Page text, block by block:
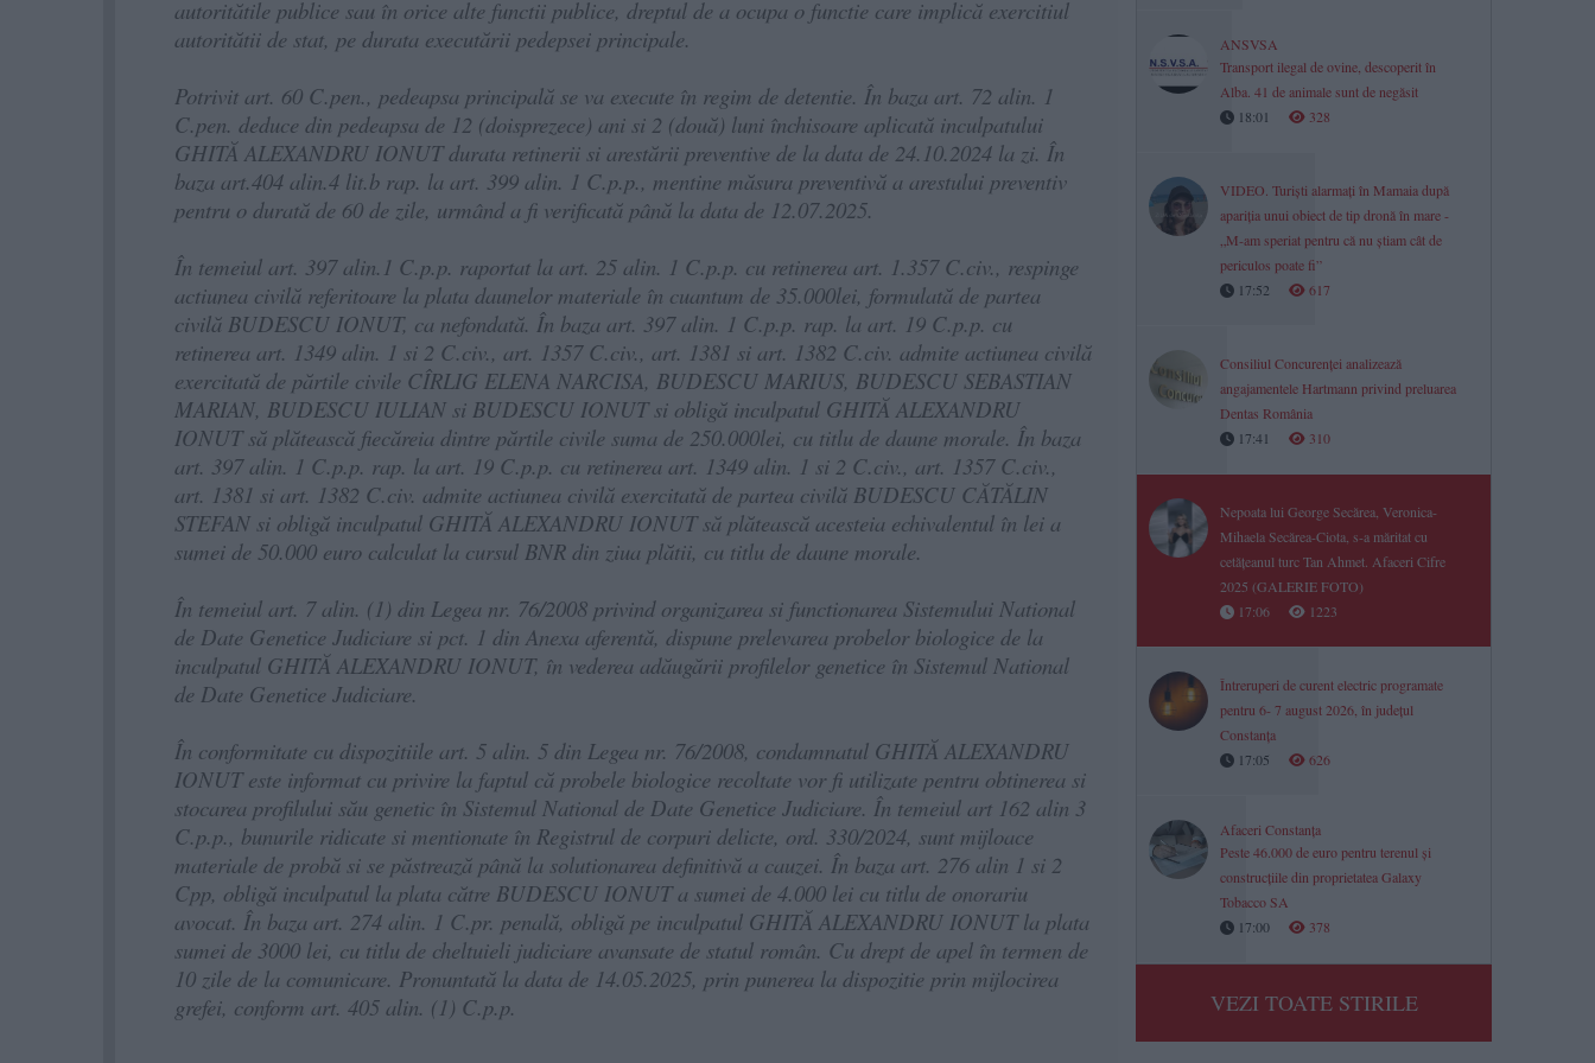
autoritătile publice sau în orice alte functii publice, dreptul de a ocupa o functie care implică exercitiul
autoritătii de stat, pe durata executării pedepsei principale.
Potrivit art. 60 C.pen., pedeapsa principală se va execute în regim de detentie. În baza art. 72 alin. 1
C.pen. deduce din pedeapsa de 12 (doisprezece) ani si 2 (două) luni închisoare aplicată inculpatului
GHITĂ ALEXANDRU IONUT durata retinerii si arestării preventive de la data de 24.10.2024 la zi. În
baza art.404 alin.4 lit.b rap. la art. 399 alin. 1 C.p.p., mentine măsura preventivă a arestului preventiv
pentru o durată de 60 de zile, urmând a fi verificată până la data de 12.07.2025.
În temeiul art. 397 alin.1 C.p.p. raportat la art. 25 alin. 1 C.p.p. cu retinerea art. 1.357 C.civ., respinge
actiunea civilă referitoare la plata daunelor materiale în cuantum de 35.000lei, formulată de partea
civilă BUDESCU IONUT, ca nefondată. În baza art. 397 alin. 1 C.p.p. rap. la art. 19 C.p.p. cu
retinerea art. 1349 alin. 1 si 2 C.civ., art. 1357 C.civ., art. 1381 si art. 1382 C.civ. admite actiunea civilă
exercitată de părtile civile CÎRLIG ELENA NARCISA, BUDESCU MARIUS, BUDESCU SEBASTIAN
MARIAN, BUDESCU IULIAN si BUDESCU IONUT si obligă inculpatul GHITĂ ALEXANDRU
IONUT să plătească fiecăreia dintre părtile civile suma de 250.000lei, cu titlu de daune morale. În baza
art. 397 alin. 1 C.p.p. rap. la art. 19 C.p.p. cu retinerea art. 1349 alin. 1 si 2 C.civ., art. 1357 C.civ.,
art. 1381 si art. 1382 C.civ. admite actiunea civilă exercitată de partea civilă BUDESCU CĂTĂLIN
STEFAN si obligă inculpatul GHITĂ ALEXANDRU IONUT să plătească acesteia echivalentul în lei a
sumei de 50.000 euro calculat la cursul BNR din ziua plătii, cu titlu de daune morale.
În temeiul art. 7 alin. (1) din Legea nr. 76/2008 privind organizarea si functionarea Sistemului National
de Date Genetice Judiciare si pct. 1 din Anexa aferentă, dispune prelevarea probelor biologice de la
inculpatul GHITĂ ALEXANDRU IONUT, în vederea adăugării profilelor genetice în Sistemul National
de Date Genetice Judiciare.
În conformitate cu dispozitiile art. 5 alin. 5 din Legea nr. 76/2008, condamnatul GHITĂ ALEXANDRU
IONUT este informat cu privire la faptul că probele biologice recoltate vor fi utilizate pentru obtinerea si
stocarea profilului său genetic în Sistemul National de Date Genetice Judiciare. În temeiul art 162 alin 3
C.p.p., bunurile ridicate si mentionate în Registrul de corpuri delicte, ord. 330/2024, sunt mijloace
materiale de probă si se păstrează până la solutionarea definitivă a cauzei. În baza art. 276 alin 1 si 2
Cpp, obligă inculpatul la plata către BUDESCU IONUT a sumei de 4.000 lei cu titlu de onorariu
avocat. În baza art. 274 alin. 1 C.pr. penală, obligă pe inculpatul GHITĂ ALEXANDRU IONUT la plata
sumei de 3000 lei, cu titlu de cheltuieli judiciare avansate de statul român. Cu drept de apel în termen de
10 zile de la comunicare. Pronuntată la data de 14.05.2025, prin punerea la dispozitie prin mijlocirea
grefei, conform art. 405 alin. (1) C.p.p.
ANSVSA
Transport ilegal de ovine, descoperit în
Alba. 41 de animale sunt de negăsit
18:01
328
VIDEO. Turiști alarmați în Mamaia după
apariția unui obiect de tip dronă în mare -
„M-am speriat pentru că nu știam cât de
periculos poate fi”
17:52
617
Consiliul Concurenței analizează
angajamentele Hartmann privind preluarea
Dentas România
17:41
310
Nepoata lui George Secărea, Veronica-
Mihaela Secărea-Ciota, s-a măritat cu
cetățeanul turc Tan Ahmet. Afaceri Cifre
2025 (GALERIE FOTO)
17:06
1223
Întreruperi de curent electric programate
pentru 6- 7 august 2026, în județul
Constanța
17:05
626
Afaceri Constanța
Peste 46.000 de euro pentru terenul și
construcțiile din proprietatea Galaxy
Tobacco SA
17:00
378
VEZI TOATE STIRILE